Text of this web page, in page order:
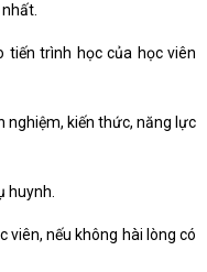
trình học của học viên
nghiệm, kiến thức, năng lực
huynh.
viên, nếu không hài lòng có